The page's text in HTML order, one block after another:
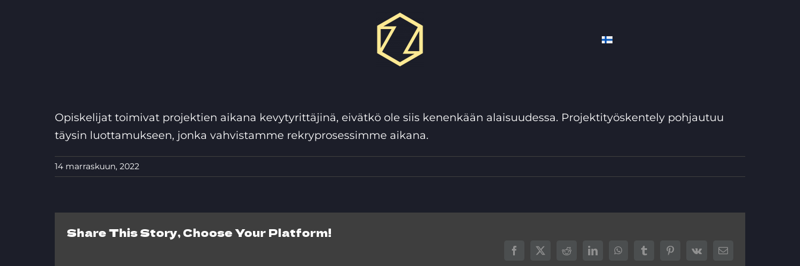
Opiskelijat toimivat projektien aikana kevytyrittäjinä, eivätkö ole siis kenenkään alaisuudessa. Projektityöskentely pohjautuu
täysin luottamukseen, jonka vahvistamme rekryprosessimme aikana.
14 marraskuun, 2022
Share This Story, Choose Your Platform!
Facebook
X RedditLinkedInWhatsAppTumblrPinterest
Vk Sähköposti